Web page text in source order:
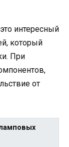
интересный
который
При
от